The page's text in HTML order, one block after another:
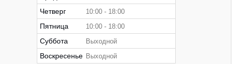
Четверг 10:00 18:00
Пятница 10:00 18:00
Суббота Выходной
Воскресенье Выходной